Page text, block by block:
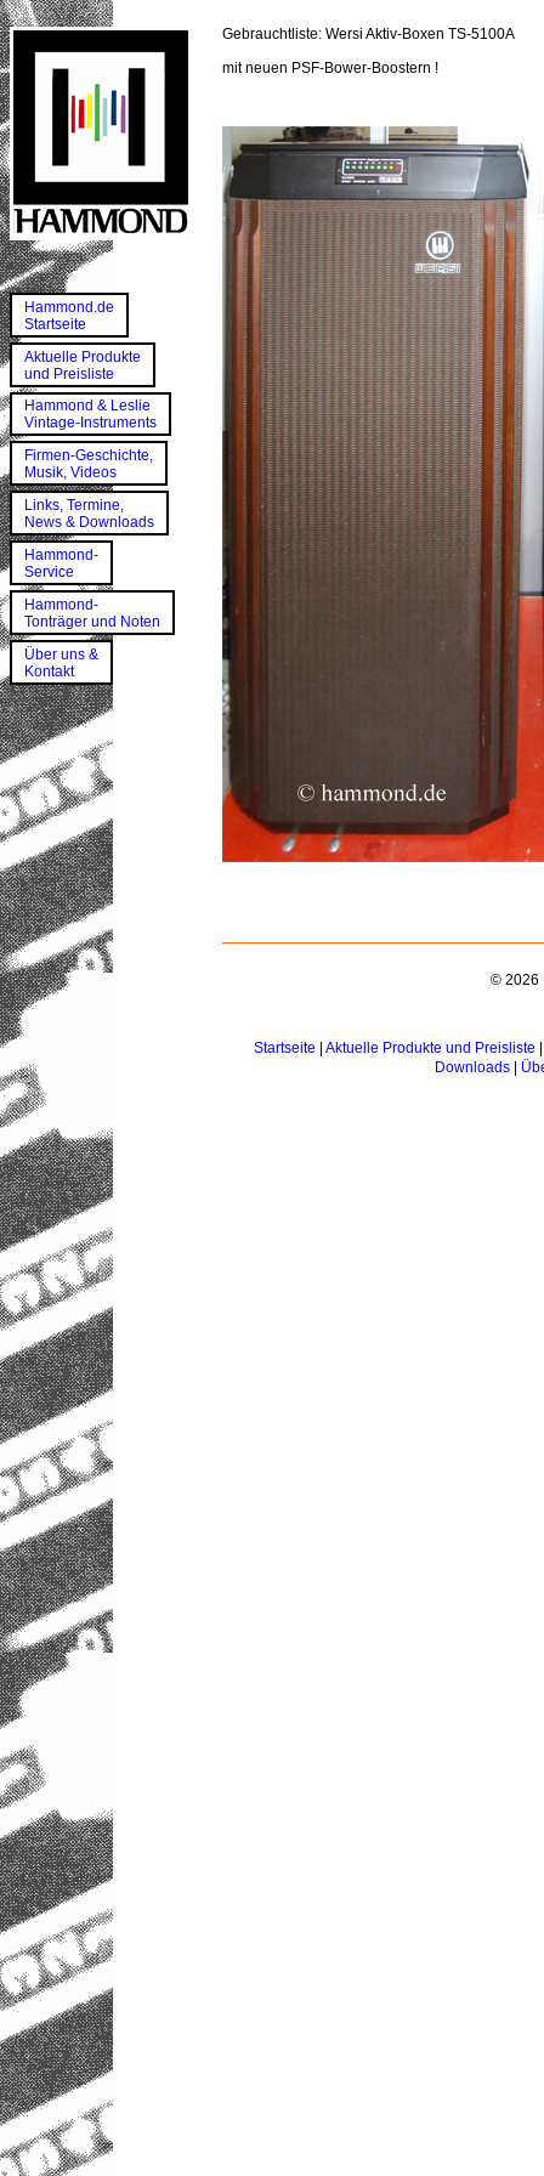
Hammond.de
Startseite
Aktuelle Produkte
und Preisliste
Hammond & Leslie
Vintage-Instruments
Firmen-Geschichte,
Musik, Videos
Links, Termine,
News & Downloads
Hammond-
Service
Hammond-
Tonträger und Noten
Über uns &
Kontakt
Gebrauchtliste: Wersi Aktiv-Boxen TS-5100A
mit neuen PSF-Bower-Boostern !
© 2026
Startseite Aktuelle Produkte und Preisliste
Downloads|